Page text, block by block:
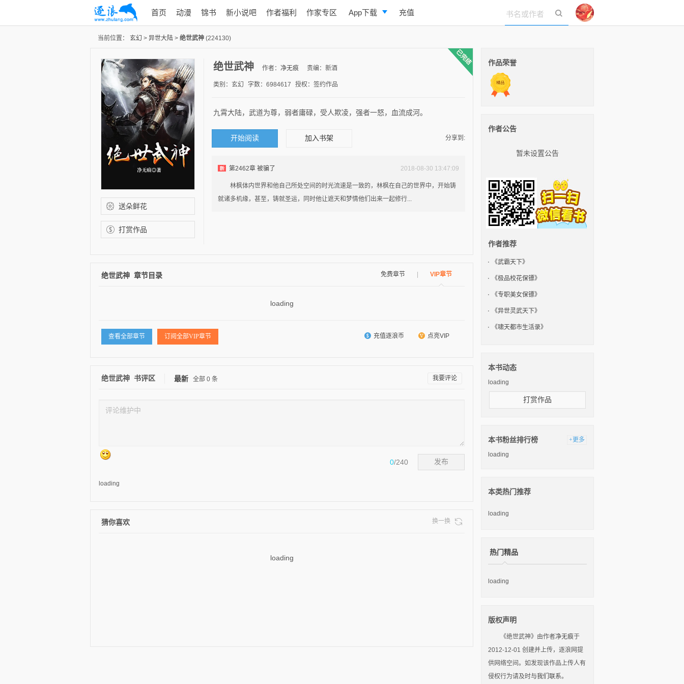
首页 动漫 锦书 新小说吧 作者福利 作家专区 App下载 充值
当前位置： 玄幻 > 异世大陆 > 绝世武神 (224130)
送朵鲜花
打赏作品
绝世武神 作者： 净无痕 责编：新酒
类别：玄幻 字数：6984617 授权：签约作品
九霄大陆，武道为尊，弱者庸碌，受人欺凌，强者一怒，血流成河。
开始阅读 加入书架 分享到:
2018-08-30 13:47:09
第2462章 被骗了
林枫体内世界和他自己所处空间的时光流速是一致的，林枫在自己的世界中，开始铸
就诸多机缘，甚至，铸就圣运，同时他让遮天和梦情他们出来一起修行...
绝世武神 章节目录 免费章节 VIP章节
loading
查看全部章节 订阅全部VIP章节 充值逐浪币 点亮VIP
绝世武神 书评区 最新 全部 0 条 我要评论
0/240 发布
loading
猜你喜欢 换一换
loading
作品荣誉
作者公告
暂未设置公告
作者推荐
《武霸天下》
《极品校花保镖》
《专职美女保镖》
《异世灵武天下》
《啸天都市生活录》
本书动态
loading
打赏作品
本书粉丝排行榜 +更多
loading
本类热门推荐
loading
热门精品
loading
版权声明
《绝世武神》由作者净无痕于
2012-12-01 创建并上传，逐浪网提
供网络空间。如发现该作品上传人有
侵权行为请及时与我们联系。